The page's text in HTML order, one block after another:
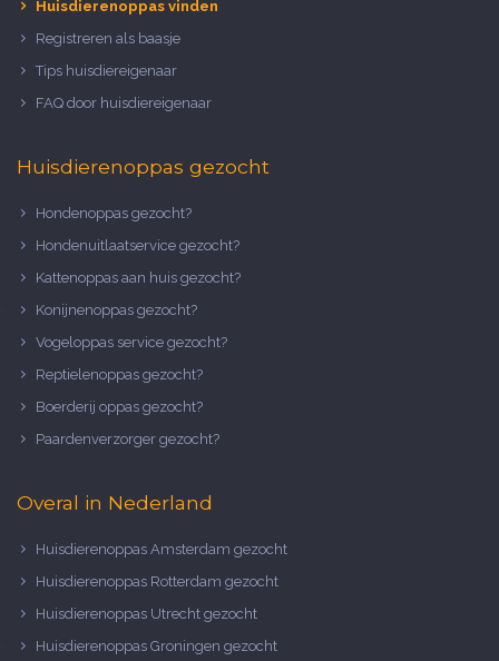
Huisdierenoppas vinden
Registreren als baasje
Tips huisdiereigenaar
FAQ door huisdiereigenaar
Huisdierenoppas gezocht
Hondenoppas gezocht?
Hondenuitlaatservice gezocht?
Kattenoppas aan huis gezocht?
Konijnenoppas gezocht?
Vogeloppas service gezocht?
Reptielenoppas gezocht?
Boerderij oppas gezocht?
Paardenverzorger gezocht?
Overal in Nederland
Huisdierenoppas Amsterdam gezocht
Huisdierenoppas Rotterdam gezocht
Huisdierenoppas Utrecht gezocht
Huisdierenoppas Groningen gezocht